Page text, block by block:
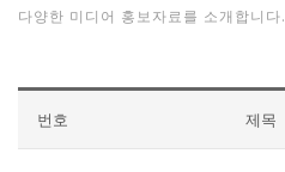
다양한 미디어 홍보자료를 소개합니다.
번호 제목